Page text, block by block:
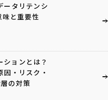
ータリテンシ
と重要性
ションとは？
・リスク・
の対策